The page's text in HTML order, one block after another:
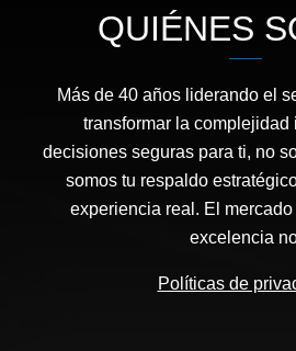
QUIÉNES
Más de 40 años liderando el
transformar la complejidad
decisiones seguras para ti, no
somos tu respaldo
experiencia real. El
excelencia
Políticas de